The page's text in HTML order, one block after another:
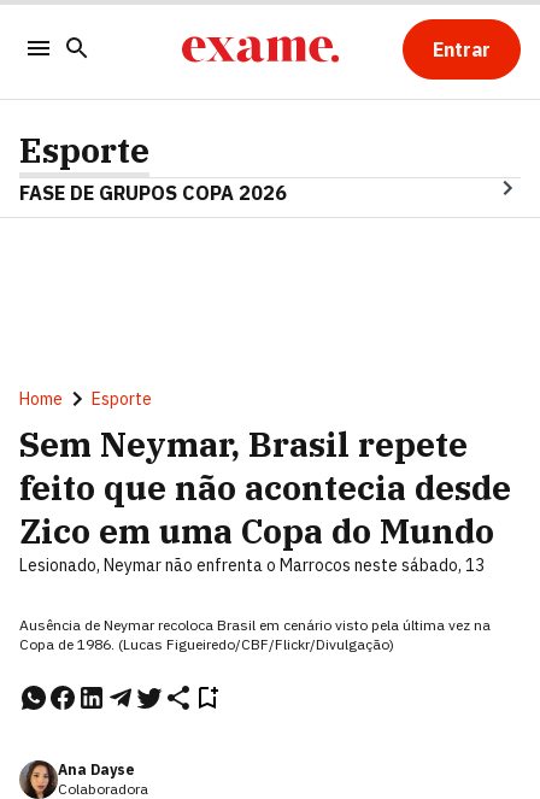
Entrar
Esporte
FASE DE GRUPOS COPA 2026
Home Esporte
Sem Neymar, Brasil repete
feito que não acontecia desde
Zico em uma Copa do Mundo
Lesionado, Neymar não enfrenta o Marrocos neste sábado, 13
Ausência de Neymar recoloca Brasil em cenário visto pela última vez na
Copa de 1986. (Lucas Figueiredo/CBF/Flickr/Divulgação)
Ana Dayse
Colaboradora